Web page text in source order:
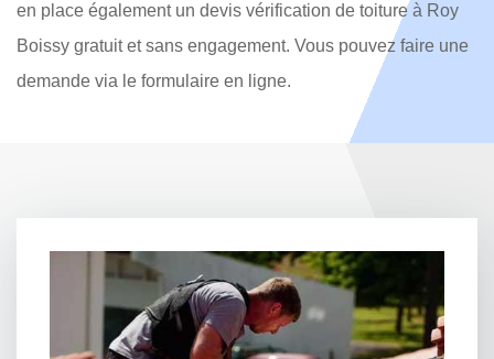
en place également un devis vérification de toiture à Roy
Boissy gratuit et sans engagement. Vous pouvez faire une
demande via le formulaire en ligne.